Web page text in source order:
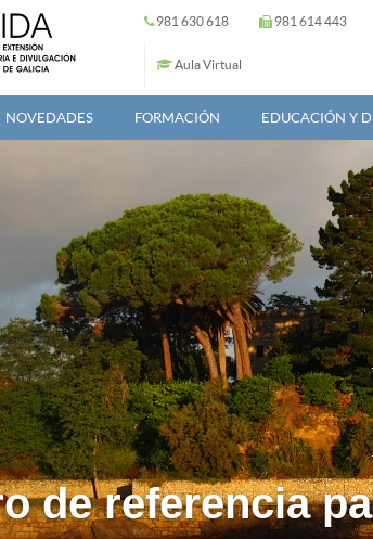
981 630 618 981 614 443
Aula Virtual
NOVEDADES FORMACIÓN EDUCACIÓN Y
de referencia